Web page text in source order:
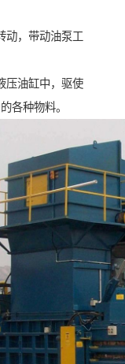
动，带动油泵工
压油缸中，驱使
各种物料。